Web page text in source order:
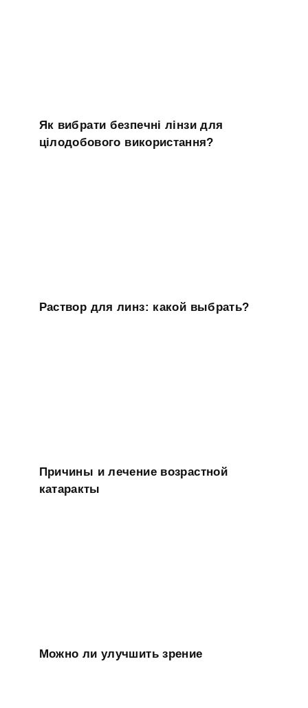
Як вибрати безпечні лінзи для
цілодобового використання?
Раствор для линз: какой выбрать?
Причины и лечение возрастной
катаракты
Можно ли улучшить зрение